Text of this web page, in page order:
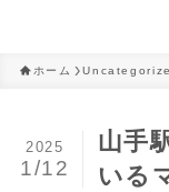
ホーム
山手
いる
2025
1/12